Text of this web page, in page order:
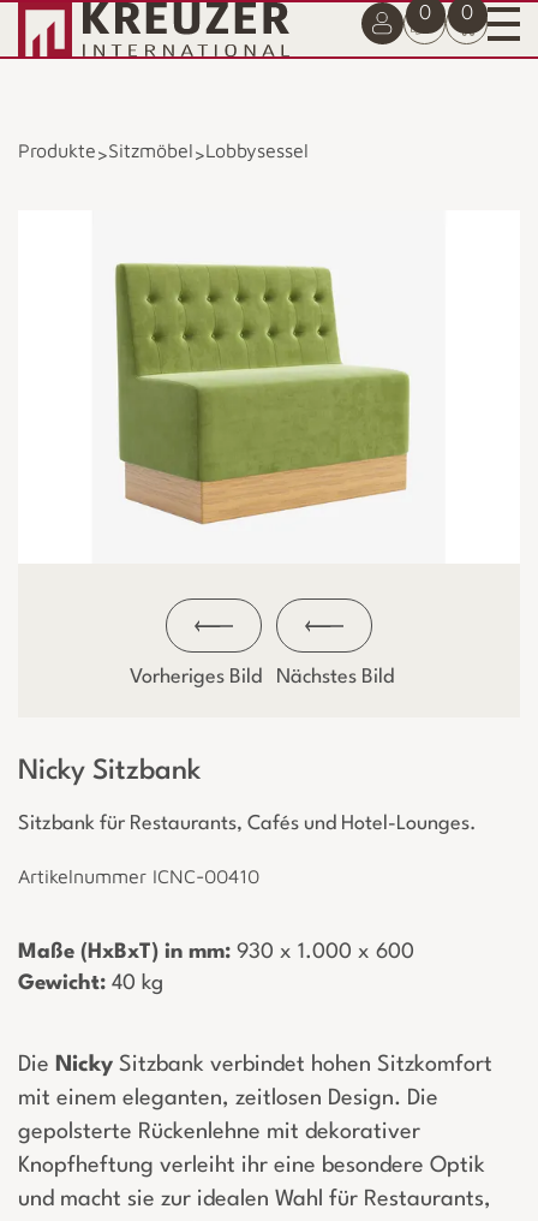
0 0
Produkte>Sitzmöbel>Lobbysessel
Vorheriges Bild Nächstes Bild
Nicky Sitzbank
Sitzbank für Restaurants, Cafés und Hotel-Lounges.
Artikelnummer ICNC-00410
Maße (HxBxT) in mm: ­ 930 x 1.000 x 600
Gewicht: ­ 40 kg
Die Nicky Sitzbank verbindet hohen Sitzkomfort
mit einem eleganten, zeitlosen Design. Die
gepolsterte Rückenlehne mit dekorativer
Knopfheftung verleiht ihr eine besondere Optik
und macht sie zur idealen Wahl für Restaurants,